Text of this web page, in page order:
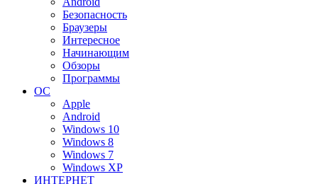
Безопасность
Браузеры
Интересное
Начинающим
Обзоры
Программы
ОС
Apple
Android
Windows 10
Windows 8
Windows 7
Windows XP
ИНТЕРНЕТ